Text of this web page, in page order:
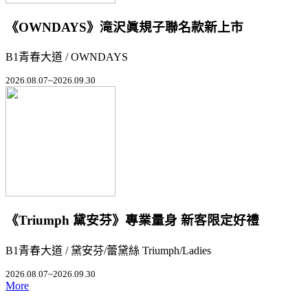
《OWNDAYS》滝沢眞規子聯名款新上市
B1青春大道 / OWNDAYS
2026.08.07~2026.09.30
《Triumph 黛安芬》專業量身 新客限定好禮
B1青春大道 / 黛安芬/蕾黛絲 Triumph/Ladies
2026.08.07~2026.09.30
More